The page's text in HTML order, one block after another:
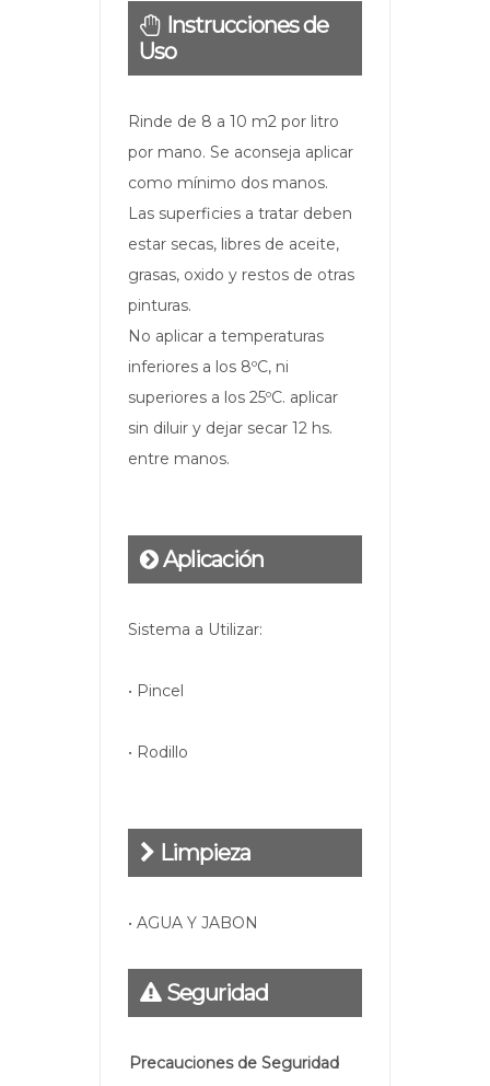
Instrucciones de
Uso
Rinde de 8 a 10 m2 por litro
por mano. Se aconseja aplicar
como mínimo dos manos.
Las superficies a tratar deben
estar secas, libres de aceite,
grasas, oxido y restos de otras
pinturas.
No aplicar a temperaturas
inferiores a los 8ºC, ni
superiores a los 25ºC. aplicar
sin diluir y dejar secar 12 hs.
entre manos.
Aplicación
Sistema a Utilizar:
• Pincel
• Rodillo
Limpieza
• AGUA Y JABON
Seguridad
Precauciones de Seguridad